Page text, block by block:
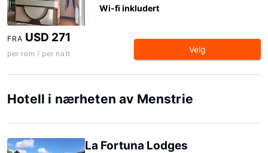
Wi-fi inkludert
FRA USD 271
per rom / per natt Velg
Hotell i nærheten av Menstrie
La Fortuna Lodges